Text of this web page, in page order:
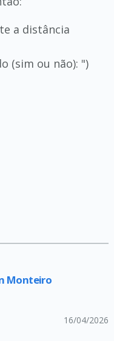
a distância
(sim ou não): ")
Monteiro
16/04/2026